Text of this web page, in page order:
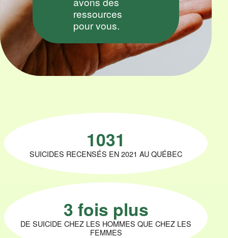
au 418 862-
9658
www.suicide.ca
TEMPS
1-866-
APPELLE
(277-
3553)
ressources
pour vous.
1031
SUICIDES RECENSÉS EN 2021 AU QUÉBEC
3 fois plus
DE SUICIDE CHEZ LES HOMMES QUE CHEZ LES
FEMMES